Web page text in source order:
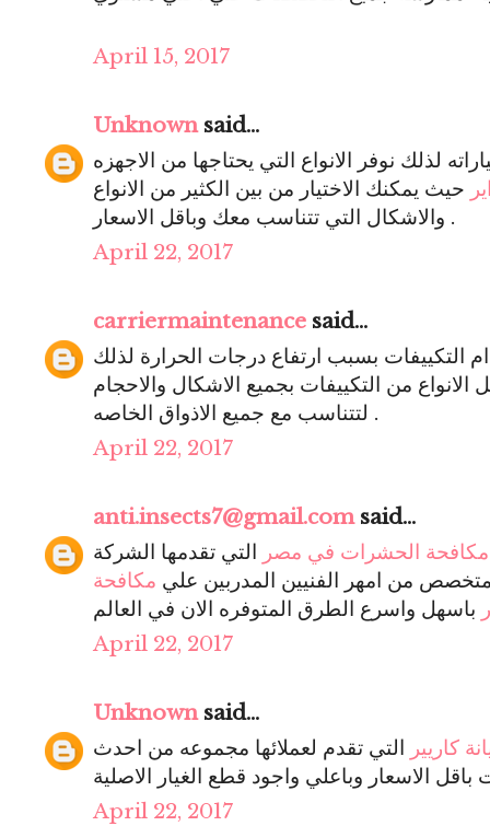
April 15, 2017
Unknownsaid...
لذلك نوفر الانواع التي يحتاجها من الاجهزه
حيث يمكنك الاختيار من بين الكثير من الانواع
والاشكال التي تتناسب معك وباقل الاسعار .
April 22, 2017
carriermaintenance said...
التكييفات بسبب ارتفاع درجات الحرارة لذلك
من التكييفات بجميع الاشكال والاحجام
لتتناسب مع جميع الاذواق الخاصه .
April 22, 2017
anti.insects7@gmail.comsaid...
الحشرات في مصر التي تقدمها الشركة
من امهر الفنيين المدربين علي مكافحة
April 22, 2017
Unknownsaid...
كاريير التي تقدم لعملائها مجموعه من احدث
April 22, 2017